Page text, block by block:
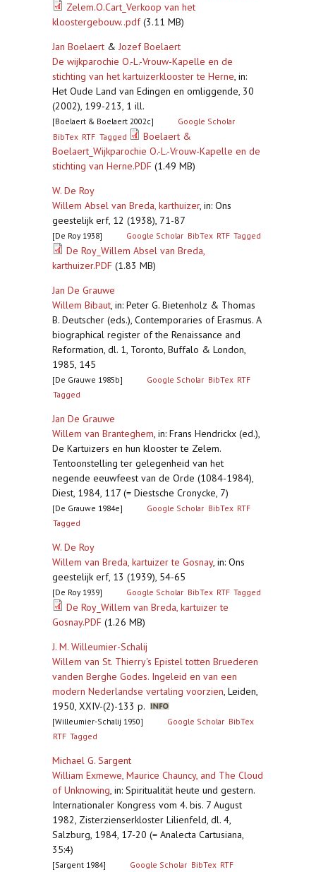
Zelem.O.Cart_Verkoop van het
kloostergebouw..pdf(3.11 MB)
Jan Boelaert & Jozef Boelaert
De wijkparochie O.-L.-Vrouw-Kapelle en de
stichting van het kartuizerklooster te Herne, in:
Het Oude Land van Edingen en omliggende, 30
(2002), 199-213, 1 ill.
[Boelaert & Boelaert 2002c]
Google Scholar
BibTex RTF Tagged
Boelaert &
Boelaert_Wijkparochie O.-L.-Vrouw-Kapelle en de
stichting van Herne.PDF (1.49 MB)
W. De Roy
Willem Absel van Breda, karthuizer, in: Ons
geestelijk erf, 12 (1938), 71-87
[De Roy 1938] Google Scholar BibTex RTF Tagged
De Roy_Willem Absel van Breda,
karthuizer.PDF (1.83 MB)
Jan De Grauwe
Willem Bibaut, in: Peter G. Bietenholz & Thomas
B. Deutscher (eds.), Contemporaries of Erasmus. A
biographical register of the Renaissance and
Reformation, dl. 1, Toronto, Buffalo & London,
1985, 145
[De Grauwe 1985b] Google Scholar BibTex RTF
Tagged
Jan De Grauwe
Willem van Branteghem, in: Frans Hendrickx (ed.),
De Kartuizers en hun klooster te Zelem.
Tentoonstelling ter gelegenheid van het
negende eeuwfeest van de Orde (1084-1984),
Diest, 1984, 117 (= Diestsche Cronycke, 7)
[De Grauwe 1984e] Google Scholar BibTex RTF
Tagged
W. De Roy
Willem van Breda, kartuizer te Gosnay, in: Ons
geestelijk erf, 13 (1939), 54-65
[De Roy 1939] Google Scholar BibTex RTF Tagged
De Roy_Willem van Breda, kartuizer te
Gosnay.PDF (1.26 MB)
J. M. Willeumier-Schalij
Willem van St. Thierry's Epistel totten Bruederen
vanden Berghe Godes. Ingeleid en van een
modern Nederlandse vertaling voorzien, Leiden,
1950, XXIV-(2)-133 p.
[Willeumier-Schalij 1950] Google Scholar BibTex
RTF Tagged
Michael G. Sargent
William Exmewe, Maurice Chauncy, and The Cloud
of Unknowing, in: Spiritualität heute und gestern.
Internationaler Kongress vom 4. bis. 7 August
1982, Zisterzienserkloster Lilienfeld, dl. 4,
Salzburg, 1984, 17-20 (= Analecta Cartusiana,
35:4)
[Sargent 1984] Google Scholar BibTex RTF